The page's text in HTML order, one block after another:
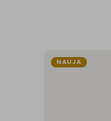
NAUJA